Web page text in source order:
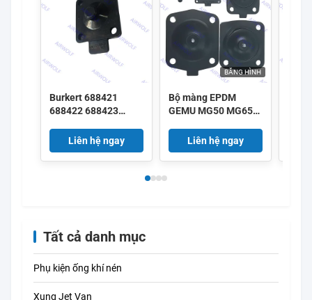
Burkert 688421
688422 688423
ngăn EPDM 2030A
2030 Bộ sửa chữa
van điện từ
Liên hệ ngay
BĂNG HÌNH
Bộ màng EPDM
GEMU MG50 MG65
FDA cho van màng
GEMU
Liên hệ ngay
Tất cả danh mục
Phụ kiện ống khí nén
Xung Jet Van